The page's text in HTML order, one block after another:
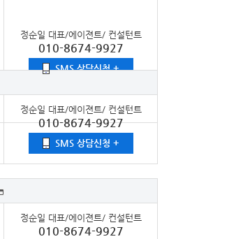
정순일 대표/에이젼트/ 컨설턴트
010-8674-9927
SMS 상담신청 +
정순일 대표/에이젼트/ 컨설턴트
010-8674-9927
SMS 상담신청 +
정순일 대표/에이젼트/ 컨설턴트
010-8674-9927